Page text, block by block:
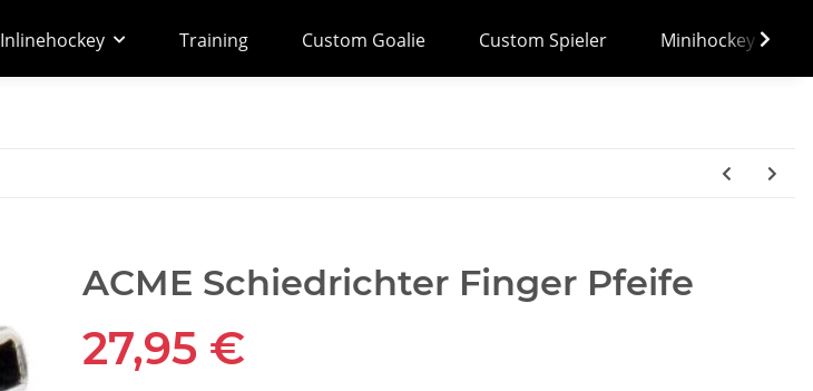
Inlinehockey Training Custom Goalie Custom Spieler Minihockey
ACME Schiedrichter Finger Pfeife
27,95 €